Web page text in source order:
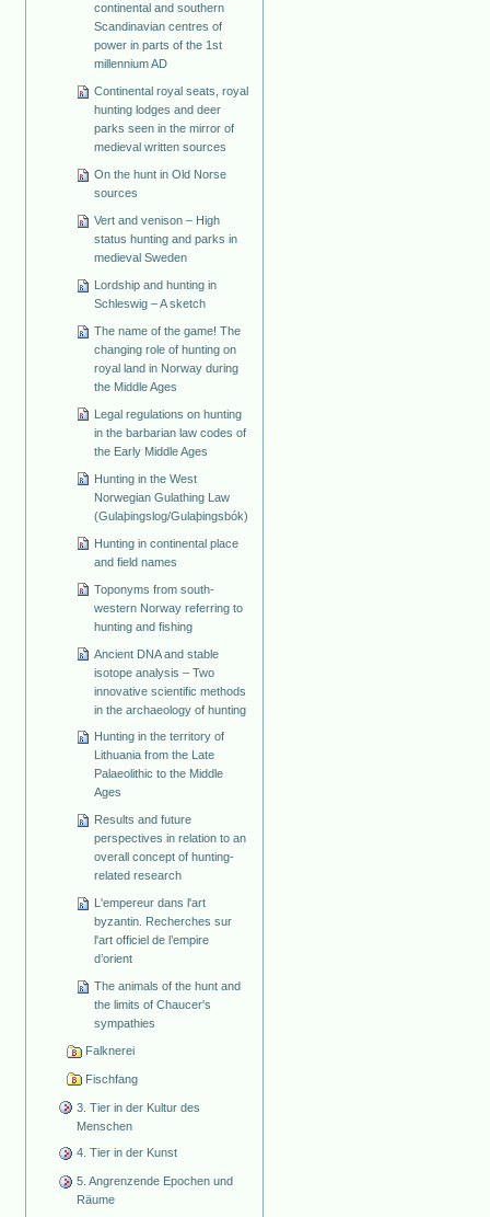
continental and southern
Scandinavian centres of
power in parts of the 1st
millennium AD
Continental royal seats, royal
hunting lodges and deer
parks seen in the mirror of
medieval written sources
On the hunt in Old Norse
sources
Vert and venison – High
status hunting and parks in
medieval Sweden
Lordship and hunting in
Schleswig – A sketch
The name of the game! The
changing role of hunting on
royal land in Norway during
the Middle Ages
Legal regulations on hunting
in the barbarian law codes of
the Early Middle Ages
Hunting in the West
Norwegian Gulathing Law
(Gulaþingslog/Gulaþingsbók)
Hunting in continental place
and field names
Toponyms from south-
western Norway referring to
hunting and fishing
Ancient DNA and stable
isotope analysis – Two
innovative scientific methods
in the archaeology of hunting
Hunting in the territory of
Lithuania from the Late
Palaeolithic to the Middle
Ages
Results and future
perspectives in relation to an
overall concept of hunting-
related research
L'empereur dans l'art
byzantin. Recherches sur
l'art officiel de l’empire
d’orient
The animals of the hunt and
the limits of Chaucer's
sympathies
Falknerei
Fischfang
3. Tier in der Kultur des
Menschen
4. Tier in der Kunst
5. Angrenzende Epochen und
Räume